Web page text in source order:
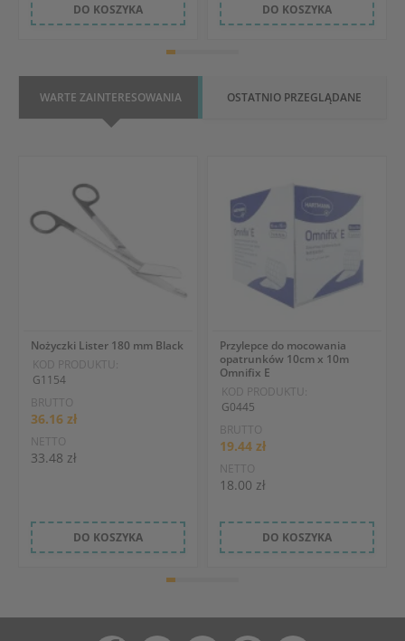
DO KOSZYKA DO KOSZYKA
WARTE ZAINTERESOWANIA OSTATNIO PRZEGLĄDANE
Nożyczki Lister 180 mm Black
KOD PRODUKTU:
G1154
BRUTTO
36.16 zł
NETTO
33.48 zł
DO KOSZYKA
Przylepce do mocowania
opatrunków 10cm x 10m
Omnifix E
KOD PRODUKTU:
G0445
BRUTTO
19.44 zł
NETTO
18.00 zł
DO KOSZYKA